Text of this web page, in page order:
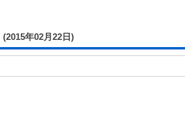
(2015年02月22日)